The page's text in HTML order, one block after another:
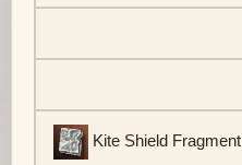
Kite Shield Fragment